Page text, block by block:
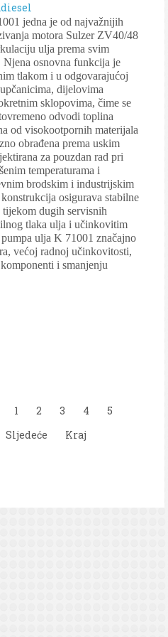
jedna je od najvažnijih
motora Sulzer ZV40/48
ulja prema svim
osnovna funkcija je
tlakom i u odgovarajućoj
dijelovima
sklopovima, čime se
odvodi toplina
od visokootpornih materijala
obrađena prema uskim
za pouzdan rad pri
temperaturama i
brodskim i industrijskim
osigurava stabilne
dugih servisnih
tlaka ulja i učinkovitim
ulja K 71001 značajno
većoj radnoj učinkovitosti,
i smanjenju
1 2 3 4
5
Sljedeće Kraj